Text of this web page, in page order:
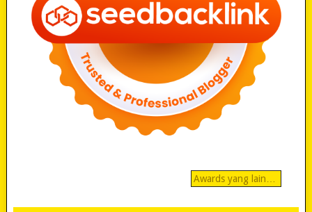
Awards yang lain…